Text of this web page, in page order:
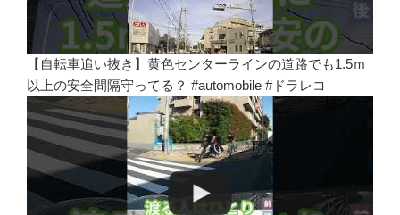
【自転車追い抜き】黄色センターラインの道路でも1.5ｍ
以上の安全間隔守ってる？ #automobile #ドラレコ